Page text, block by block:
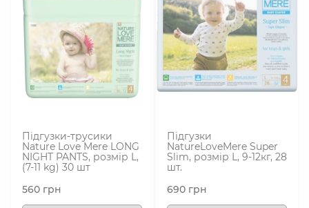
Підгузки-трусики
Nature Love Mere LONG
NIGHT PANTS, розмір L,
(7-11 kg) 30 шт
560 грн
Підгузки
NatureLoveMere Super
Slim, розмір L, 9-12кг, 28
шт.
690 грн